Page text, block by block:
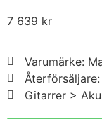
7 639 kr
Varumärke:
Gitarrer >